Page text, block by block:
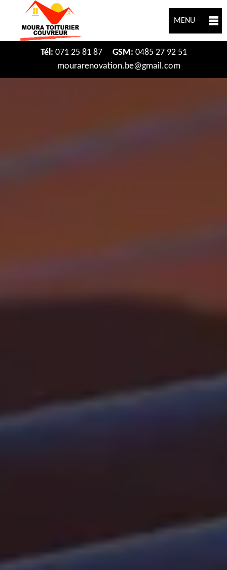
MENU
Tél: 071 25 81 87 GSM: 0485 27 92 51
mourarenovation.be@gmail.com